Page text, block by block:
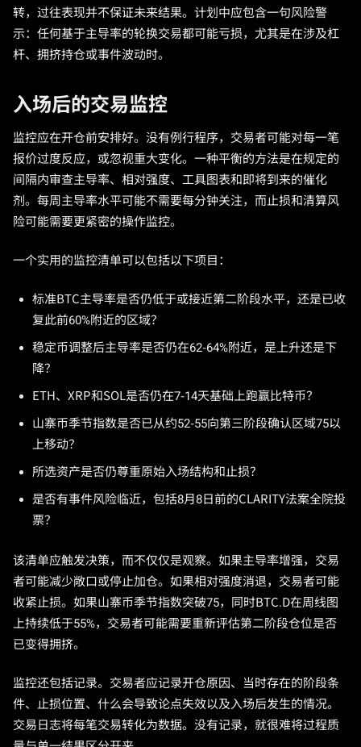
转，过往表现并不保证未来结果。计划中应包含一句风险警
示：任何基于主导率的轮换交易都可能亏损，尤其是在涉及杠
杆、拥挤持仓或事件波动时。
入场后的交易监控
监控应在开仓前安排好。没有例行程序，交易者可能对每一笔
报价过度反应，或忽视重大变化。一种平衡的方法是在规定的
间隔内审查主导率、相对强度、工具图表和即将到来的催化
剂。每周主导率水平可能不需要每分钟关注，而止损和清算风
险可能需要更紧密的操作监控。
一个实用的监控清单可以包括以下项目：
标准BTC主导率是否仍低于或接近第二阶段水平，还是已收
复此前60%附近的区域？
稳定币调整后主导率是否仍在62-64%附近，是上升还是下
降？
ETH、XRP和SOL是否仍在7-14天基础上跑赢比特币？
山寨币季节指数是否已从约52-55向第三阶段确认区域75以
上移动？
所选资产是否仍尊重原始入场结构和止损？
是否有事件风险临近，包括8月8日前的CLARITY法案全院投
票？
该清单应触发决策，而不仅仅是观察。如果主导率增强，交易
者可能减少敞口或停止加仓。如果相对强度消退，交易者可能
收紧止损。如果山寨币季节指数突破75，同时BTC.D在周线图
上持续低于55%，交易者可能需要重新评估第二阶段仓位是否
已变得拥挤。
监控还包括记录。交易者应记录开仓原因、当时存在的阶段条
件、止损位置、什么会导致论点失效以及入场后发生的情况。
交易日志将每笔交易转化为数据。没有记录，就很难将过程质